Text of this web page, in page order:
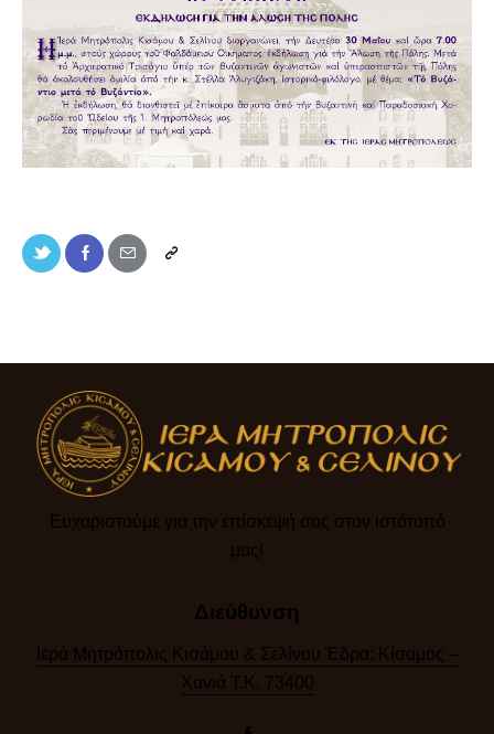
Ευχαριστούμε για την επίσκεψή σας στον ιστότοπό
μας!​
Διεύθυνση
Ιερά Μητρόπολις Κισάμου & Σελίνου Έδρα: Κίσαμος –
Χανιά Τ.Κ. 73400